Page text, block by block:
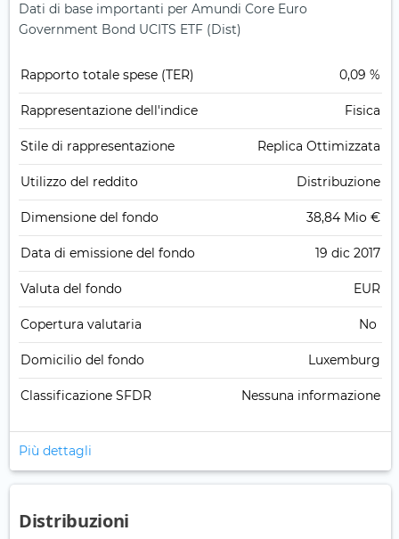
Dati di base importanti per Amundi Core Euro
Government Bond UCITS ETF (Dist)
Rapporto totale spese (TER) 0,09 %
Rappresentazione dell'indice Fisica
Stile di rappresentazione Replica Ottimizzata
Utilizzo del reddito Distribuzione
Dimensione del fondo 38,84 Mio €
Data di emissione del fondo 19 dic 2017
Valuta del fondo EUR
Copertura valutaria No
Domicilio del fondo Luxemburg
Classificazione SFDR Nessuna informazione
Più dettagli
Distribuzioni